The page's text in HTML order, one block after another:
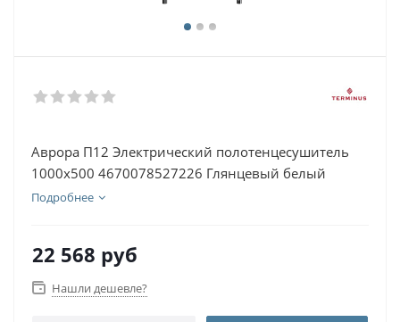
Аврора П12 Электрический полотенцесушитель
1000х500 4670078527226 Глянцевый белый
Подробнее
22 568 руб
Нашли дешевле?